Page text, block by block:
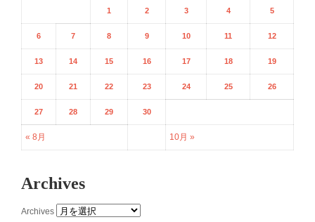
« 8月 10月 »
1 2 3 4 5
6 7 8 9 10 11 12
13 14 15 16 17 18 19
20 21 22 23 24 25 26
27 28 29 30
Archives
Archives